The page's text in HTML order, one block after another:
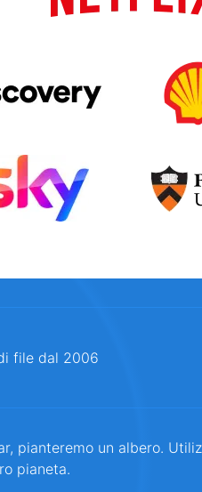
file dal 2006
pianteremo un albero.
pianeta.